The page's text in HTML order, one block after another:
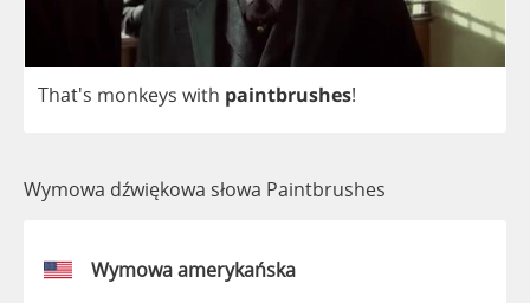
That's monkeys with paintbrushes!
Wymowa dźwiękowa słowa Paintbrushes
Wymowa amerykańska